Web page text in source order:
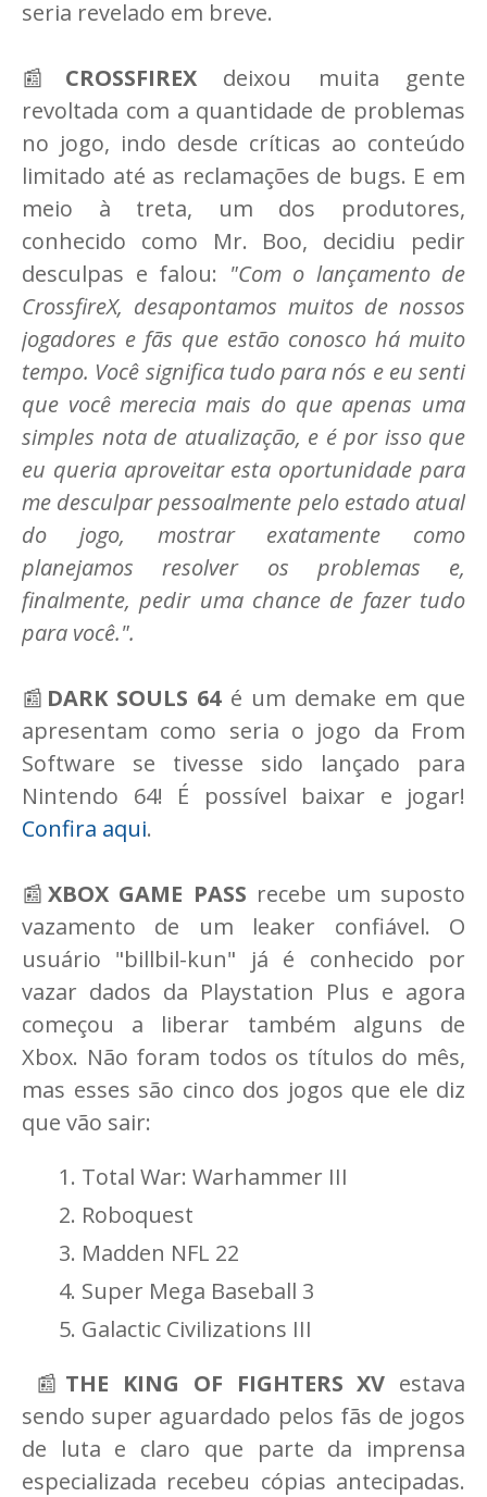
seria revelado em breve.
📰 CROSSFIREXdeixou muita gente
revoltada com a quantidade de problemas
no jogo, indo desde críticas ao conteúdo
limitado até as reclamações de bugs. E em
meio à treta, um dos produtores,
conhecido como Mr. Boo, decidiu pedir
desculpas e falou: "Com o lançamento de
CrossfireX, desapontamos muitos de nossos
jogadores e fãs que estão conosco há muito
tempo. Você significa tudo para nós e eu senti
que você merecia mais do que apenas uma
simples nota de atualização, e é por isso que
eu queria aproveitar esta oportunidade para
me desculpar pessoalmente pelo estado atual
do jogo, mostrar exatamente como
planejamos resolver os problemas e,
finalmente, pedir uma chance de fazer tudo
para você.".
📰 DARK SOULS 64é um demake em que
apresentam como seria o jogo da From
Software se tivesse sido lançado para
Nintendo 64! É possível baixar e jogar!
Confira aqui.
📰XBOX GAME PASS recebe um suposto
vazamento de um leaker confiável. O
usuário "billbil-kun" já é conhecido por
vazar dados da Playstation Plus e agora
começou a liberar também alguns de
Xbox. Não foram todos os títulos do mês,
mas esses são cinco dos jogos que ele diz
que vão sair:
Total War: Warhammer III
Roboquest
Madden NFL 22
Super Mega Baseball 3
Galactic Civilizations III
📰 THE KING OF FIGHTERS XV estava
sendo super aguardado pelos fãs de jogos
de luta e claro que parte da imprensa
especializada recebeu cópias antecipadas.